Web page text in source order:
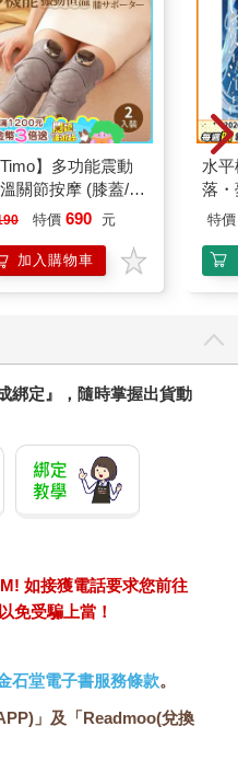
Timo】多功能震動
關節按摩 (膝蓋/
手肘通用) 無線充電
熱敷【雙入組】
特價 690 元
加入購物車
水
落
特價
綁定』，隨時掌握出貨動
如接獲電話要求您前往
免受騙上當！
石堂電子書服務條款。
」及「Readmoo(兌換